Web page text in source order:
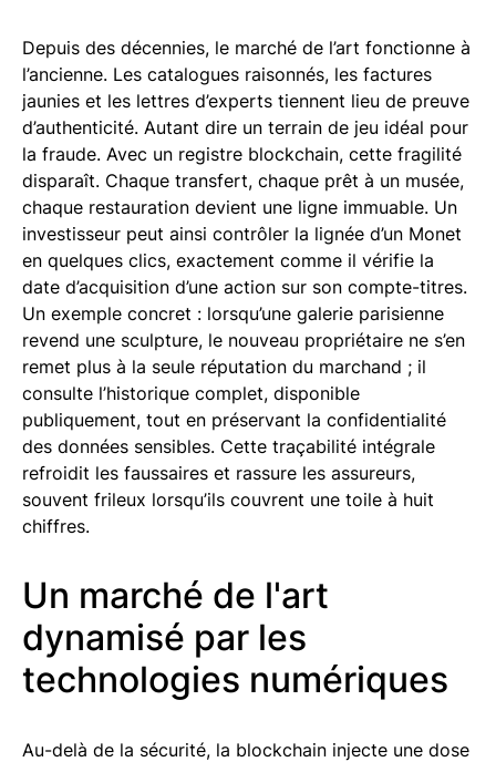
Depuis des décennies, le marché de l’art fonctionne à
l’ancienne. Les catalogues raisonnés, les factures
jaunies et les lettres d’experts tiennent lieu de preuve
d’authenticité. Autant dire un terrain de jeu idéal pour
la fraude. Avec un registre blockchain, cette fragilité
disparaît. Chaque transfert, chaque prêt à un musée,
chaque restauration devient une ligne immuable. Un
investisseur peut ainsi contrôler la lignée d’un Monet
en quelques clics, exactement comme il vérifie la
date d’acquisition d’une action sur son compte-titres.
Un exemple concret : lorsqu’une galerie parisienne
revend une sculpture, le nouveau propriétaire ne s’en
remet plus à la seule réputation du marchand ; il
consulte l’historique complet, disponible
publiquement, tout en préservant la confidentialité
des données sensibles. Cette traçabilité intégrale
refroidit les faussaires et rassure les assureurs,
souvent frileux lorsqu’ils couvrent une toile à huit
chiffres.
Un marché de l'art
dynamisé par les
technologies numériques
Au-delà de la sécurité, la blockchain injecte une dose